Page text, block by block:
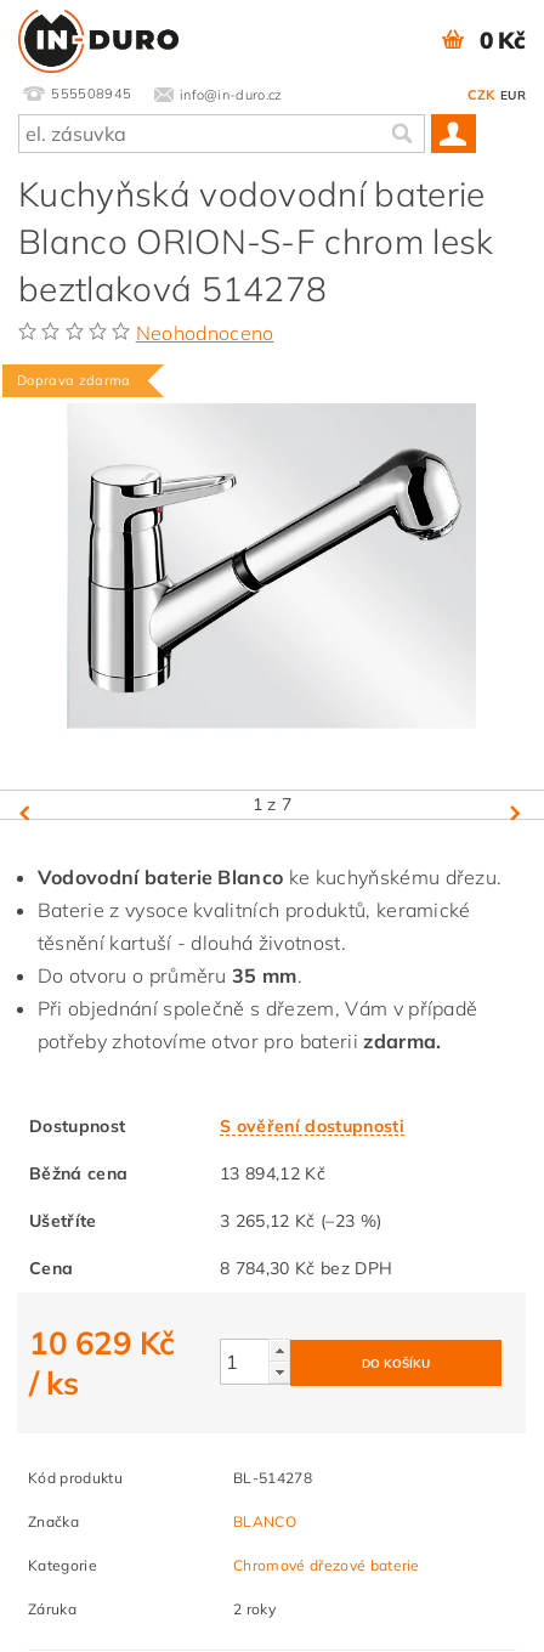
555508945 info@in-duro.cz CZK EUR
0 Kč
Kuchyňská vodovodní baterie
Blanco ORION-S-F chrom lesk
beztlaková 514278
Neohodnoceno
Doprava zdarma
1 z 7
Vodovodní baterie Blanco ke kuchyňskému dřezu.
Baterie z vysoce kvalitních produktů, keramické
těsnění kartuší - dlouhá životnost.
Do otvoru o průměru35 mm.
Při objednání společně s dřezem, Vám v případě
potřeby zhotovíme otvor pro bateriizdarma.
Dostupnost S ověření dostupnosti
Běžná cena 13 894,12 Kč
Ušetříte 3 265,12 Kč (–23 %)
Cena 8 784,30 Kč bez DPH
10 629 Kč
/ ks
Kód produktu BL-514278
Značka BLANCO
Kategorie Chromové dřezové baterie
Záruka 2 roky